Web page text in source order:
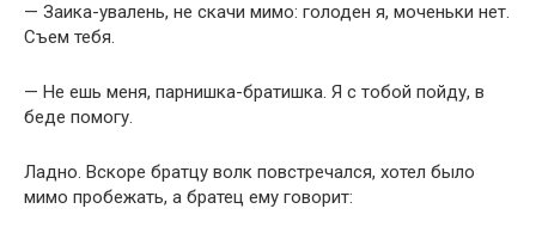
— Заика-увалень, не скачи мимо: голоден я, моченьки нет.
Съем тебя.
— Не ешь меня, парнишка-братишка. Я с тобой пойду, в
беде помогу.
Ладно. Вскоре братцу волк повстречался, хотел было
мимо пробежать, а братец ему говорит: